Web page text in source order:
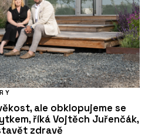
ale obklopujeme se
říká Vojtěch Juřenčák,
zdravě